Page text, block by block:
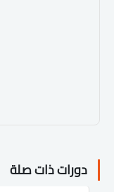
دورات ذات صلة